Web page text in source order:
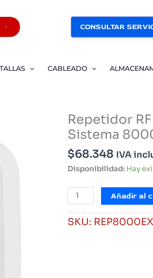
Buscar CONSULTAR
CABLEADO
Repetidor
Sistema
$68.348 IVA
Disponibilidad: Hay
Repetidor
RF
para
Alarma
Añadir al
SKU: